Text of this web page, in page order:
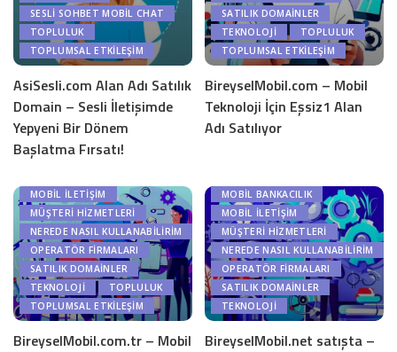
SESLI SOHBET MOBIL CHAT
TOPLULUK
TOPLUMSAL ETKILEŞIM
AsiSesli.com Alan Adı Satılık
Domain – Sesli İletişimde
Yepyeni Bir Dönem
Başlatma Fırsatı!
SATILIK DOMAİNLER
TEKNOLOJI
TOPLULUK
TOPLUMSAL ETKILEŞIM
BireyselMobil.com – Mobil
Teknoloji İçin Eşsiz1 Alan
Adı Satılıyor
BANKACILIK
BLOG YAZILARI
MOBIL İLETIŞIM
MÜŞTERI HIZMETLERI
NEREDE NASIL KULLANABILIRIM
OPERATÖR FIRMALARI
SATILIK DOMAİNLER
TEKNOLOJI
TOPLULUK
TOPLUMSAL ETKILEŞIM
BireyselMobil.com.tr – Mobil
MOBIL BANKACILIK
MOBIL İLETIŞIM
MÜŞTERI HIZMETLERI
NEREDE NASIL KULLANABILIRIM
OPERATÖR FIRMALARI
SATILIK DOMAİNLER
TEKNOLOJI
BireyselMobil.net satışta –